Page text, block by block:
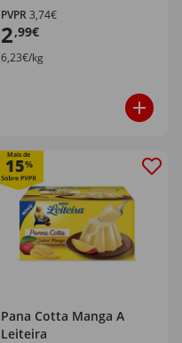
PVPR3,74€
2,99€
6,23€/kg
Mais de
15%
Pana Cotta Manga A
Leiteira